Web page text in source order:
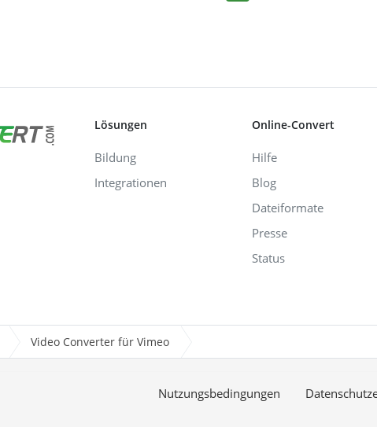
Lösungen
Bildung
Integrationen
Online-Convert
Hilfe
Blog
Dateiformate
Presse
Status
Video Converter für Vimeo
Nutzungsbedingungen